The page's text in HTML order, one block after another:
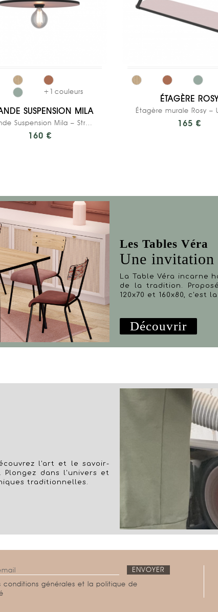
+1 couleurs
SUSPENSION MILA
Grande Suspension Mila – Stratifié Uni Rose Poudré
160 €
ÉTAGÈRE
165 €
Les Tables Véra
Une
La Table Véra incarne
de la tradition.
120x70 et 160x80, c'est
Découvrir
l'art et le savoir-
dans l'univers et
traditionnelles.
générales et la politique de